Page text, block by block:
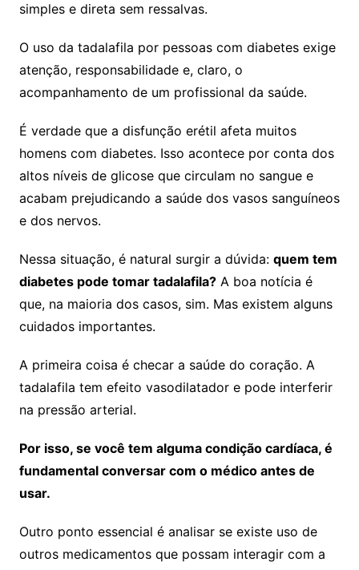
simples e direta sem ressalvas.
O uso da tadalafila por pessoas com diabetes exige
atenção, responsabilidade e, claro, o
acompanhamento de um profissional da saúde.
É verdade que a disfunção erétil afeta muitos
homens com diabetes. Isso acontece por conta dos
altos níveis de glicose que circulam no sangue e
acabam prejudicando a saúde dos vasos sanguíneos
e dos nervos.
Nessa situação, é natural surgir a dúvida: quem tem
diabetes pode tomar tadalafila?A boa notícia é
que, na maioria dos casos, sim. Mas existem alguns
cuidados importantes.
A primeira coisa é checar a saúde do coração. A
tadalafila tem efeito vasodilatador e pode interferir
na pressão arterial.
Por isso, se você tem alguma condição cardíaca, é
fundamental conversar com o médico antes de
usar.
Outro ponto essencial é analisar se existe uso de
outros medicamentos que possam interagir com a